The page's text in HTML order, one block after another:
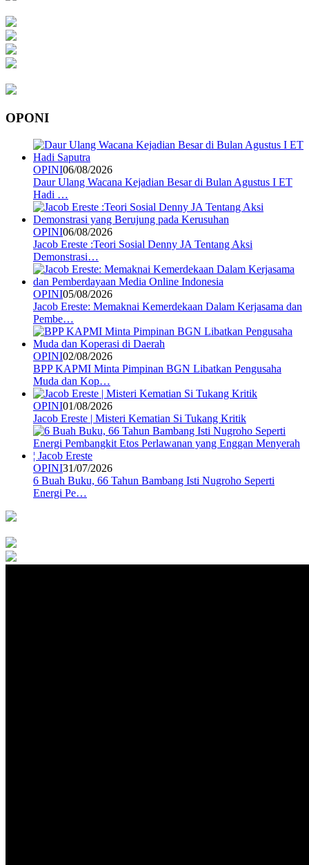
OPONI
OPINI06/08/2026
Daur Ulang Wacana Kejadian Besar di Bulan Agustus I ET
Hadi …
OPINI06/08/2026
Jacob Ereste :Teori Sosial Denny JA Tentang Aksi
Demonstrasi…
OPINI05/08/2026
Jacob Ereste: Memaknai Kemerdekaan Dalam Kerjasama dan
Pembe…
OPINI02/08/2026
BPP KAPMI Minta Pimpinan BGN Libatkan Pengusaha
Muda dan Kop…
OPINI01/08/2026
Jacob Ereste | Misteri Kematian Si Tukang Kritik
OPINI31/07/2026
6 Buah Buku, 66 Tahun Bambang Isti Nugroho Seperti
Energi Pe…